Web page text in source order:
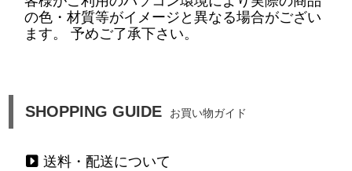
の色・材質等がイメージと異なる場合がござい
ます。 予めご了承下さい。
SHOPPING GUIDE お買い物ガイド
送料・配送について